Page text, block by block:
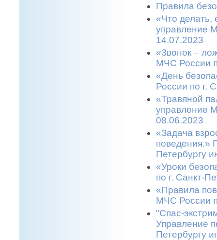
Правила
«Что делать,
управление
14.07.2023
«Звонок –
МЧС России
«День
России по г.
«Травяной
управление
08.06.2023
«Задача
поведения.»
Петербургу
«Уроки
по г. Санкт-
«Правила
МЧС России
"Спас-
Управление
Петербургу